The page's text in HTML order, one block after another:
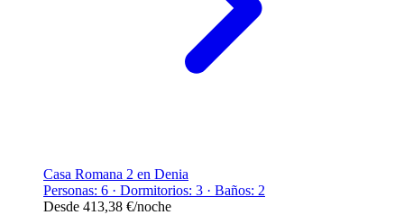
Casa Romana 2 en Denia
Personas: 6 · Dormitorios: 3 · Baños: 2
Desde 413,38 €/noche